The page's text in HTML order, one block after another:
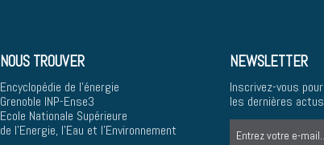
NOUS TROUVER
Encyclopédie de l'énergie
Grenoble INP-Ense3
Ecole Nationale Supérieure
de l'Energie, l'Eau et l'Environnement
NEWSLETTER
Inscrivez-vous
les dernières